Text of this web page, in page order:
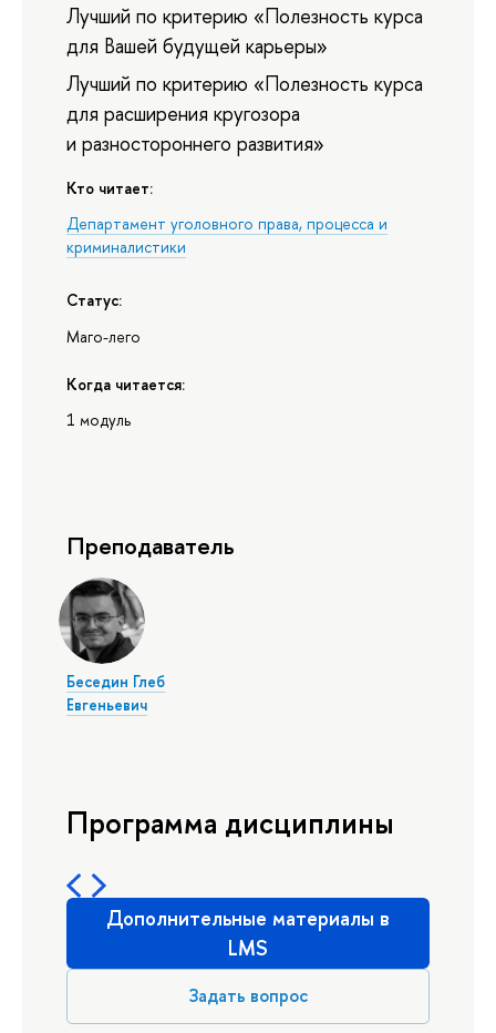
Лучший по критерию «Полезность курса
для Вашей будущей карьеры»
Лучший по критерию «Полезность курса
для расширения кругозора
и разностороннего развития»
Кто читает:
Департамент уголовного права, процесса и
криминалистики
Статус:
Маго-лего
Когда читается:
1 модуль
Преподаватель
Беседин Глеб
Евгеньевич
Программа дисциплины
Дополнительные материалы в
LMS
Задать вопрос